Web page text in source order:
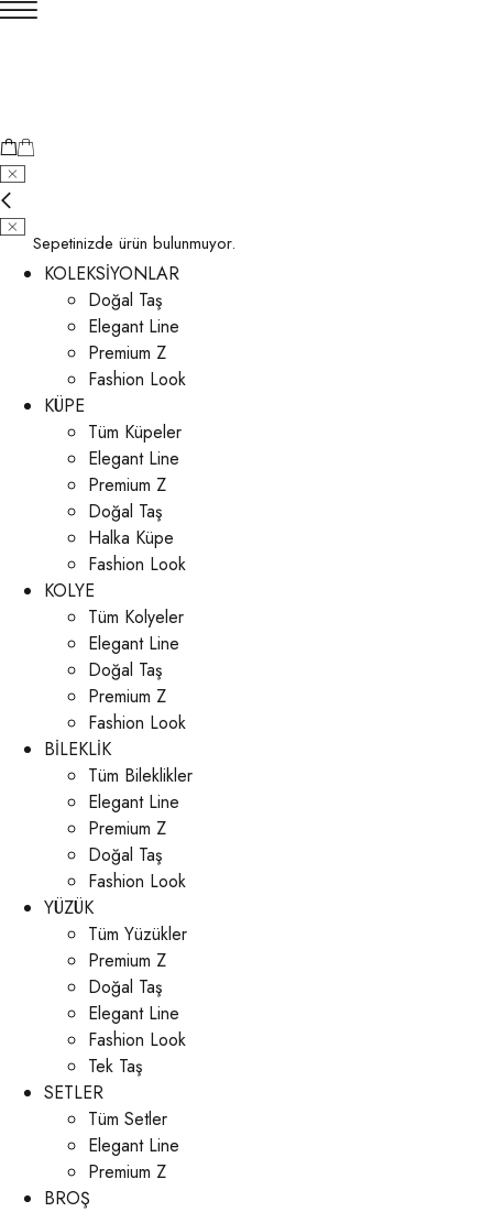
Sepetinizde ürün bulunmuyor.
KOLEKSİYONLAR
Doğal Taş
Elegant Line
Premium Z
Fashion Look
KÜPE
Tüm Küpeler
Elegant Line
Premium Z
Doğal Taş
Halka Küpe
Fashion Look
KOLYE
Tüm Kolyeler
Elegant Line
Doğal Taş
Premium Z
Fashion Look
BİLEKLİK
Tüm Bileklikler
Elegant Line
Premium Z
Doğal Taş
Fashion Look
YÜZÜK
Tüm Yüzükler
Premium Z
Doğal Taş
Elegant Line
Fashion Look
Tek Taş
SETLER
Tüm Setler
Elegant Line
Premium Z
BROŞ